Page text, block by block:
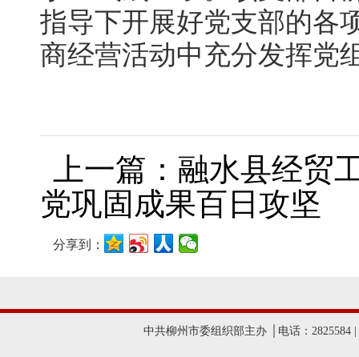
指导下开展好党支部的各
商经营活动中充分发挥党
上一篇：融水县经贸
党巩固成果百日攻坚
分享到：
中共柳州市委组织部主办 │电话：2825584